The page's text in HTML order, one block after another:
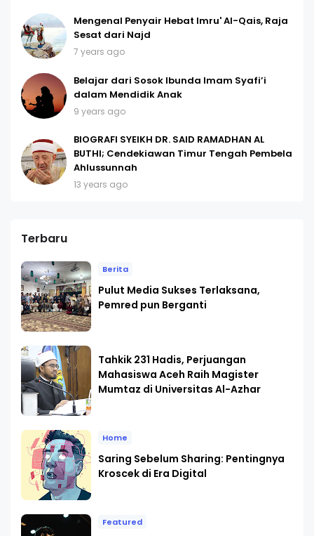
Mengenal Penyair Hebat Imru' Al-Qais, Raja
Sesat dari Najd
7 years ago
Belajar dari Sosok Ibunda Imam Syafi’i
dalam Mendidik Anak
9 years ago
BIOGRAFI SYEIKH DR. SAID RAMADHAN AL
BUTHI; Cendekiawan Timur Tengah Pembela
Ahlussunnah
13 years ago
Terbaru
Berita
Pulut Media Sukses Terlaksana,
Pemred pun Berganti
Tahkik 231 Hadis, Perjuangan
Mahasiswa Aceh Raih Magister
Mumtaz di Universitas Al-Azhar
Home
Saring Sebelum Sharing: Pentingnya
Kroscek di Era Digital
Featured